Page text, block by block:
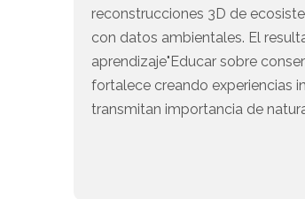
reconstrucciones 3D de
con datos ambientales. El
aprendizaje"Educar sobre
fortalece creando experiencias
transmitan importancia de